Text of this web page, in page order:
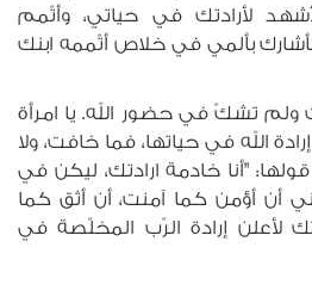
لأرادتك في حياتي، وأتّمم
بألمي في خلاص أتّممه ابنك
ولم تشكّ في حضور الله. يا امرأة
الله في حياتها، فما خافت، ولا
"أنا خادمة ارادتك، ليكن في
أن أؤمن كما آمنت، أن أثق كما
لأعلن إرادة الرّب المخلّصة في